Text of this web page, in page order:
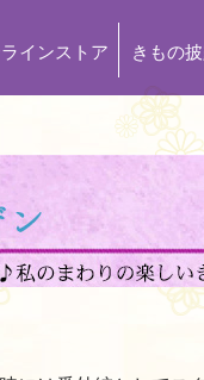
インストア きもの